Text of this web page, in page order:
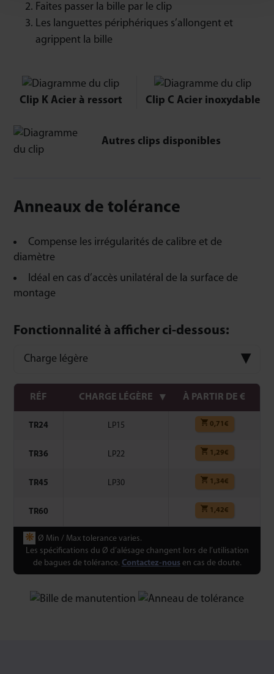
Faites passer la bille par le clip
Les languettes périphériques s’allongent et
agrippent la bille
Clip K Acier à ressort Clip C Acier inoxydable
Autres clips disponibles
Anneaux de tolérance
Compense les irrégularités de calibre et de
diamètre
Idéal en cas d’accès unilatéral de la surface de
montage
Fonctionnalité à afficher ci-dessous:
Charge légère
RÉF CHARGE LÉGÈRE À PARTIR DE €
TR24 LP15 0,71 €
TR36 LP22 1,29€
TR45 LP30 1,34 €
TR60 1,42€
❋ Ø Min / Max tolerance varies.
Les spécifications du Ø d’alésage changent lors de l’utilisation
de bagues de tolérance. Contactez-nousen cas de doute.